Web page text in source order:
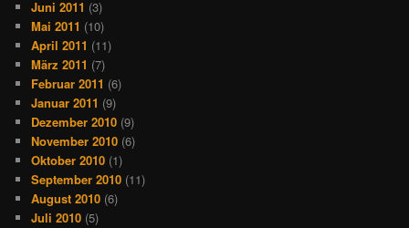
Juni 2011 (3)
Mai 2011 (10)
April 2011 (11)
März 2011 (7)
Februar 2011 (6)
Januar 2011 (9)
Dezember 2010 (9)
November 2010 (6)
Oktober 2010 (1)
September 2010 (11)
August 2010 (6)
Juli 2010 (5)